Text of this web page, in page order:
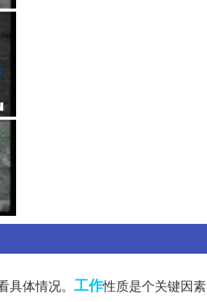
体情况。 工作性质是个关键因